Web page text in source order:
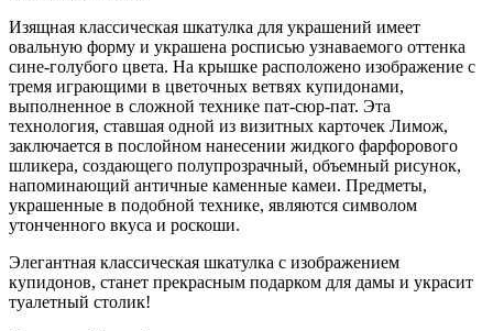
Изящная классическая шкатулка для украшений имеет
овальную форму и украшена росписью узнаваемого оттенка
сине-голубого цвета. На крышке расположено изображение с
тремя играющими в цветочных ветвях купидонами,
выполненное в сложной технике пат-сюр-пат. Эта
технология, ставшая одной из визитных карточек Лимож,
заключается в послойном нанесении жидкого фарфорового
шликера, создающего полупрозрачный, объемный рисунок,
напоминающий античные каменные камеи. Предметы,
украшенные в подобной технике, являются символом
утонченного вкуса и роскоши.
Элегантная классическая шкатулка с изображением
купидонов, станет прекрасным подарком для дамы и украсит
туалетный столик!